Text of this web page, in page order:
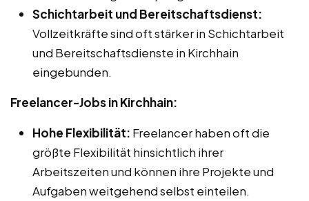
Schichtarbeit und Bereitschaftsdienst:
Vollzeitkräfte sind oft stärker in Schichtarbeit
und Bereitschaftsdienste in Kirchhain
eingebunden.
Freelancer-Jobs in Kirchhain:
Hohe Flexibilität: Freelancer haben oft die
größte Flexibilität hinsichtlich ihrer
Arbeitszeiten und können ihre Projekte und
Aufgaben weitgehend selbst einteilen.